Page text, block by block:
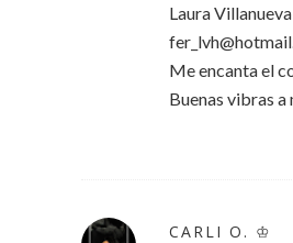
Laura
Me encanta el
Buenas vibras a
CARLI O. ♔